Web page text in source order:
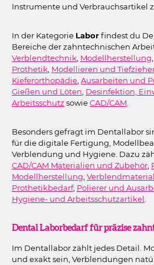
Instrumente und Verbrauchsartikel
In der Kategorie Laborfindest du
Bereiche der zahntechnischen
Verblendtechnik Modellherstellung
Prothetik Modellieren und
Kieferorthopädie Ausarbeiten und
Gießen und Löten Desinfektion,
Arbeitsschutz sowieCAD/CAM
Besonders gefragt im Dentallabor
für die digitale Fertigung,
Verblendung und Hygiene. Dazu
CAD/CAM Materialien und Zubehör,
Modellherstellung,
Prothetikbedarf, Polierer und
Hygiene- und Arbeitsschutzartikel.
Dental Laborbedarf für präzise
Im Dentallabor zählt jedes Detail.
und exakt sein, Verblendungen